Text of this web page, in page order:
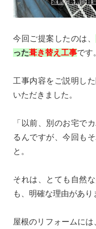
今回ご提案したのは、
った葺き替え工事です
工事内容をご説明し
いただきました。
「以前、別のお宅で
るんですが、今回も
と。
それは、とても自然
も、明確な理由があり
屋根のリフォームに